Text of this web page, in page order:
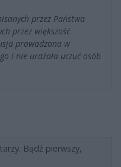
przez Państwa
przez większość
prowadzona w
i nie urażała uczuć osób
Bądź pierwszy,